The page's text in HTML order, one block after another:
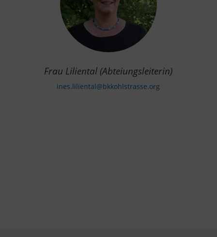
Frau Liliental (Abteiungsleiterin)
ines.liliental@bkkohlstrasse.org